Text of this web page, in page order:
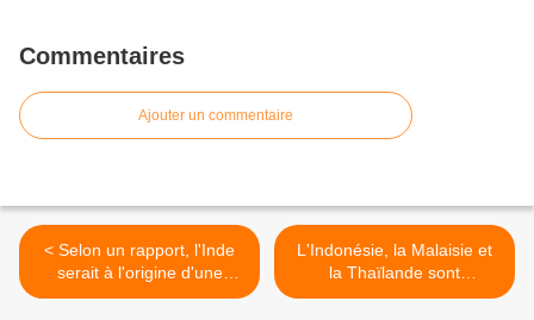
Commentaires
Ajouter un commentaire
< Selon un rapport, l'Inde
serait à l'origine d'une
campagne d'assassinats
L'Indonésie, la Malaisie et
la Thaïlande sont
partenaires des BRICS >